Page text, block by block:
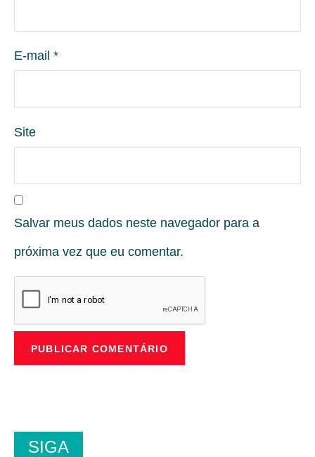
E-mail *
Site
Salvar meus dados neste navegador para a
próxima vez que eu comentar.
SIGA